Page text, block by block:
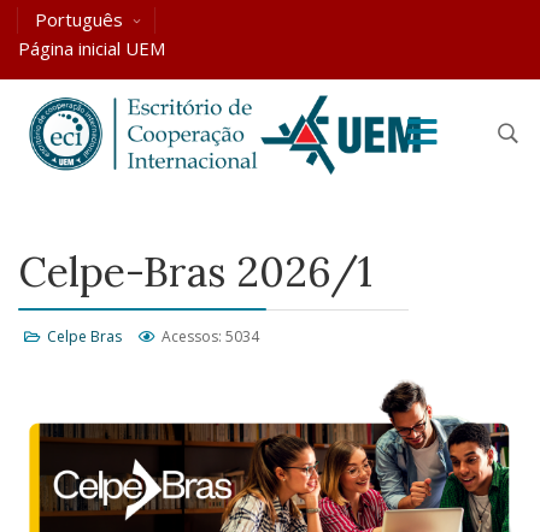
Português
Página inicial UEM
Celpe-Bras 2026/1
Celpe Bras Acessos: 5034